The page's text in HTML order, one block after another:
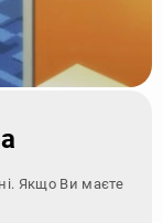
Якщо Ви маєте